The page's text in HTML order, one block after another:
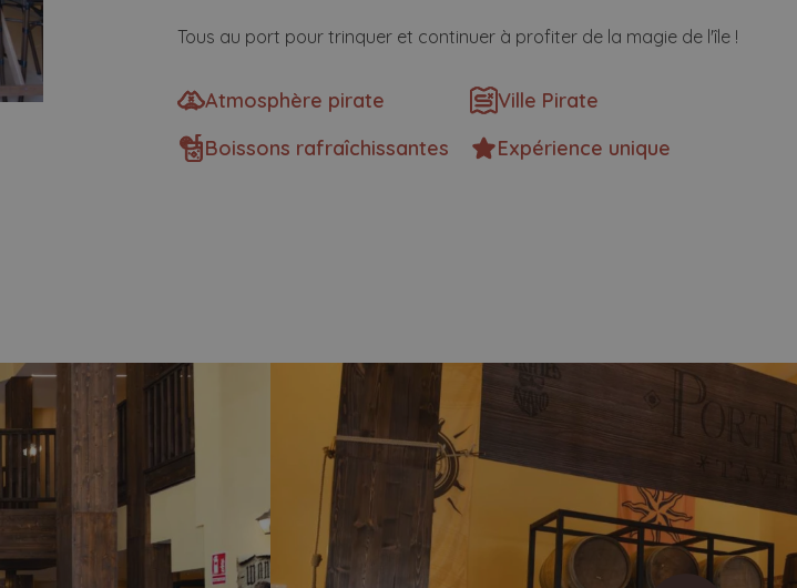
Tous au port pour trinquer et continuer à profiter de la magie de l'île !
Atmosphère pirate
Ville Pirate
Boissons rafraîchissantes
Expérience unique